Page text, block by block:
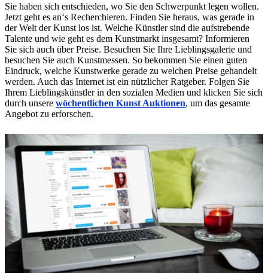
Sie haben sich entschieden, wo Sie den Schwerpunkt legen wollen.
Jetzt geht es an‘s Recherchieren. Finden Sie heraus, was gerade in
der Welt der Kunst los ist. Welche Künstler sind die aufstrebende
Talente und wie geht es dem Kunstmarkt insgesamt? Informieren
Sie sich auch über Preise. Besuchen Sie Ihre Lieblingsgalerie und
besuchen Sie auch Kunstmessen. So bekommen Sie einen guten
Eindruck, welche Kunstwerke gerade zu welchen Preise gehandelt
werden. Auch das Internet ist ein nützlicher Ratgeber. Folgen Sie
Ihrem Lieblingskünstler in den sozialen Medien und klicken Sie sich
durch unsere wöchentlichen Kunst Auktionen, um das gesamte
Angebot zu erforschen.